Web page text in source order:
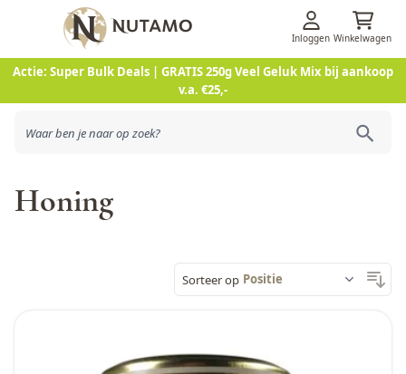
Actie: Super Bulk Deals | GRATIS 250g Veel Geluk Mix bij aankoop
v.a. €25,-
Ga naar de inhoud
Inloggen Winkelwagen
Honing
Sorteer op